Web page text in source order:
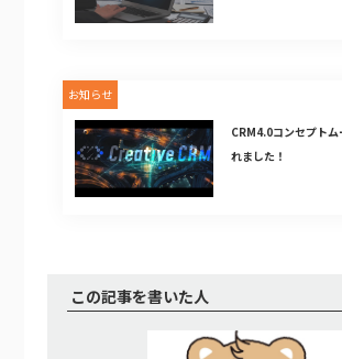
お知らせ
CRM4.0コンセプト
れました！
この記事を書いた人